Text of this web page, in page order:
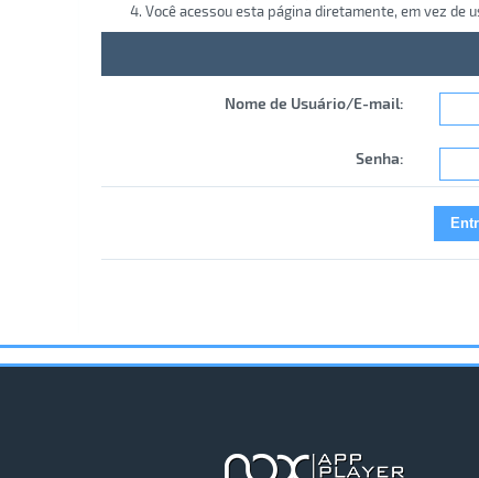
Você acessou esta página diretamente, em vez de
Nome de Usuário/E-mail:
Senha: